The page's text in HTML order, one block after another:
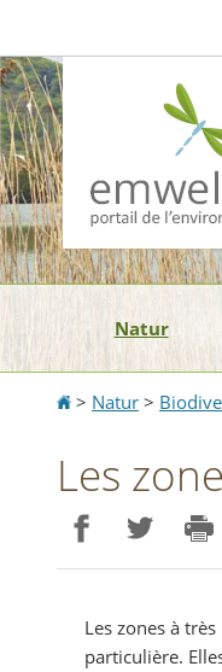
la
navigation
contenu
Natur
Accueil
> Natur >
Les
Les zones à
particulière.